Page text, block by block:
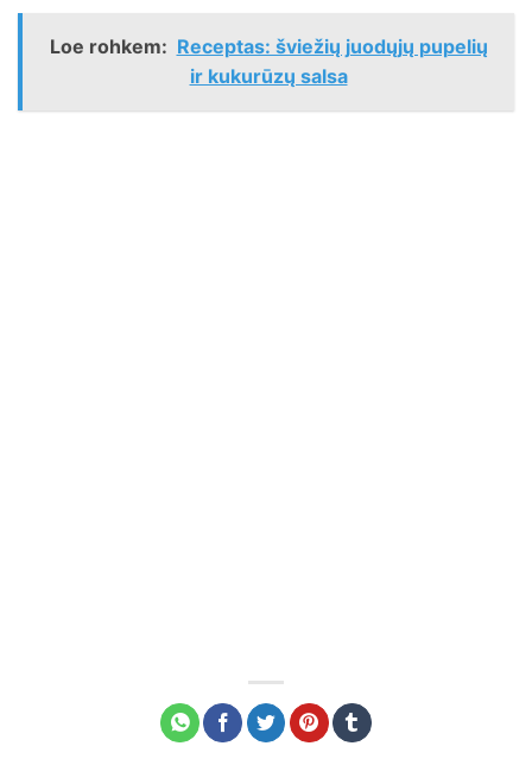
Loe rohkem: Receptas: šviežių juodųjų pupelių
ir kukurūzų salsa